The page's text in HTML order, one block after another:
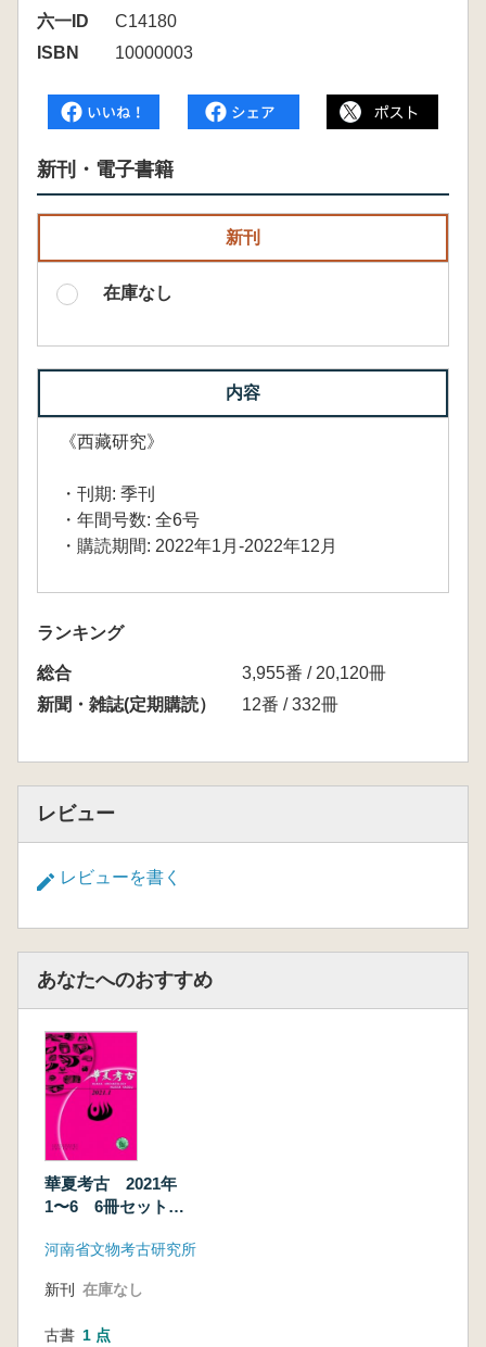
六一ID
C14180
ISBN
10000003
新刊・電子書籍
新刊
在庫なし
内容
《西藏研究》
・刊期: 季刊
・年間号数: 全6号
・購読期間: 2022年1月-2022年12月
ランキング
総合
3,955番 / 20,120冊
新聞・雑誌(定期購読）
12番 / 332冊
レビュー
レビューを書く
あなたへのおすすめ
華夏考古 2021年
1〜6 6冊セット
河南省文物考古研究所
新刊 在庫なし
古書 1 点